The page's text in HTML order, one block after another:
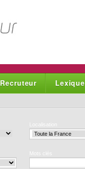
Recruteur Lexique
Localisation
Mots clés